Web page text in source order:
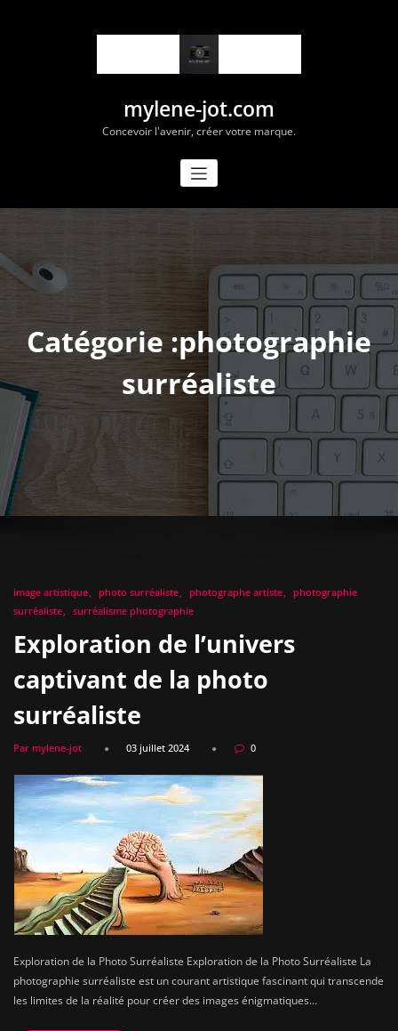
mylene-jot.com
Concevoir l'avenir, créer votre marque.
Catégorie :photographie
surréaliste
image artistique photo surréaliste photographe artiste
photographie
surréaliste
surréalisme photographie
Exploration de l’univers
captivant de la photo
surréaliste
Par mylene-jot 03 juillet 2024 0
Exploration de la Photo Surréaliste Exploration de la Photo Surréaliste La
photographie surréaliste est un courant artistique fascinant qui transcende
les limites de la réalité pour créer des images énigmatiques…